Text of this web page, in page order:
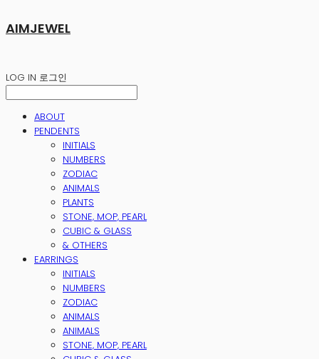
AIMJEWEL
LOG IN 로그인
ABOUT
PENDENTS
INITIALS
NUMBERS
ZODIAC
ANIMALS
PLANTS
STONE, MOP, PEARL
CUBIC & GLASS
& OTHERS
EARRINGS
INITIALS
NUMBERS
ZODIAC
ANIMALS
ANIMALS
STONE, MOP, PEARL